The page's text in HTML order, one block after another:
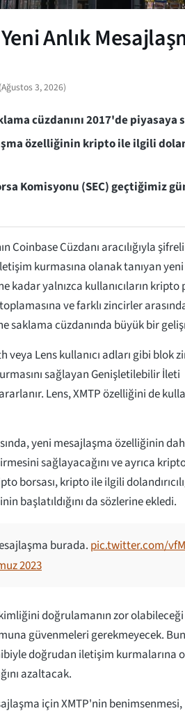
Anlık
(Ağustos 3, 2026)
cüzdanını 2017'de piyasaya
özelliğinin kripto ile ilgili
Komisyonu (SEC) geçtiğimiz
Coinbase Cüzdanı aracılığıyla şifreli
kurmasına olanak tanıyan
kadar yalnızca kullanıcıların kripto
ve farklı zincirler
saklama cüzdanında büyük bir
veya Lens kullanıcı adları gibi blok
sağlayan Genişletilebilir İleti
Lens, XMTP özelliğini de
yeni mesajlaşma özelliğinin
sağlayacağını ve ayrıca
borsası, kripto ile ilgili
başlatıldığını da sözlerine ekledi.
burada. pic.twitter.com/
2023
kimliğini doğrulamanın zor olabileceği
güvenmeleri gerekmeyecek.
doğrudan iletişim kurmalarına
azaltacak.
için XMTP'nin benimsenmesi,